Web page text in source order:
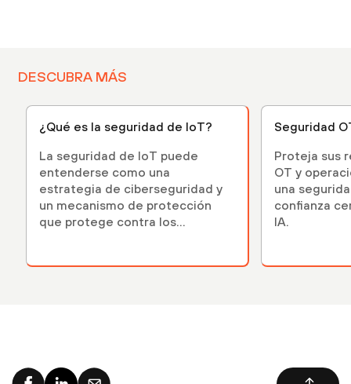
DESCUBRA MÁS
¿Qué es la seguridad de IoT?
La seguridad de IoT puede
entenderse como una
estrategia de ciberseguridad y
un mecanismo de protección
que protege contra los
Seguridad
Proteja sus
OT y
una
confianza
IA.